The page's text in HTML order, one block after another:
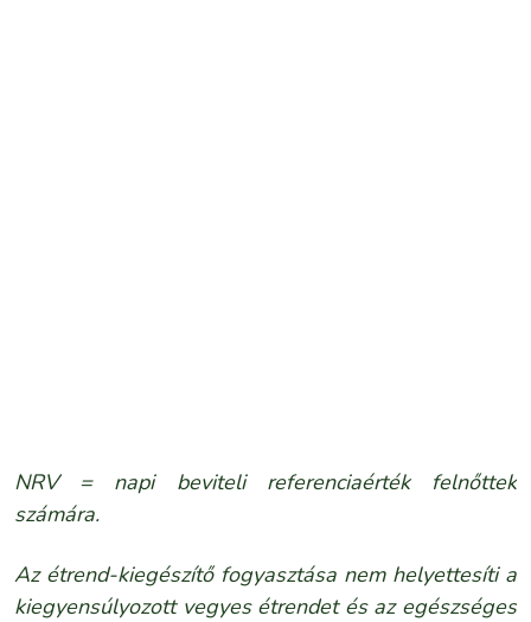
NRV = napi beviteli referenciaérték felnőttek
számára.
Az étrend-kiegészítő fogyasztása nem helyettesíti a
kiegyensúlyozott vegyes étrendet és az egészséges